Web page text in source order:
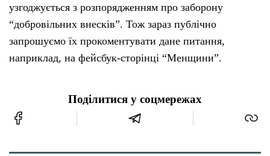
узгоджується з розпорядженням про заборону
“добровільних внесків”. Тож зараз публічно
запрошуємо їх прокоментувати дане питання,
наприклад, на фейсбук-сторінці “Менщини”.
Поділитися у соцмережах